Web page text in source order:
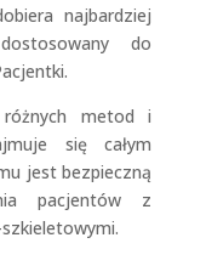
najbardziej
do
metod i
się całym
jest bezpieczną
pacjentów z